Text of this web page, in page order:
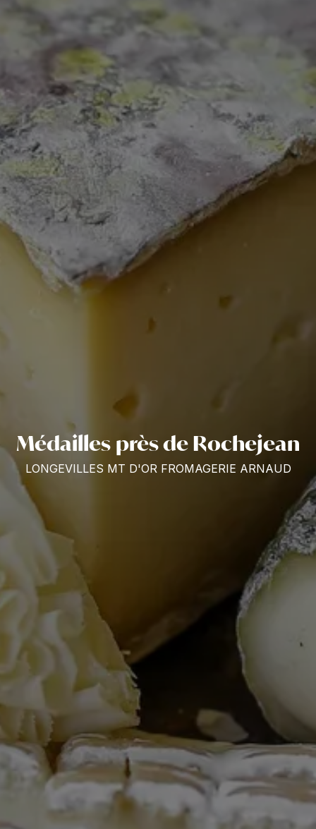
Médailles près de Rochejean
LONGEVILLES MT D'OR FROMAGERIE ARNAUD